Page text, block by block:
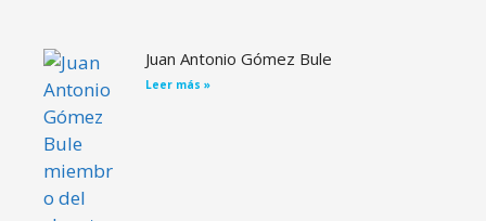
Juan Antonio Gómez Bule
Leer más »